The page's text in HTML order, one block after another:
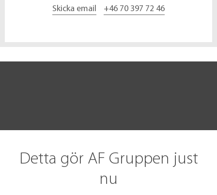
Skicka email +46 70 397 72 46
Detta gör AF Gruppen just
nu